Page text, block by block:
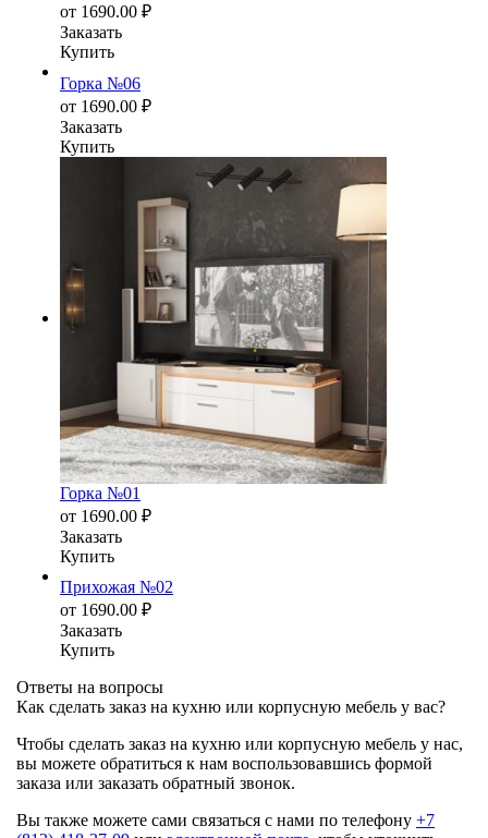
от 1690.00 ₽
Заказать
Купить
Горка №06
от 1690.00 ₽
Заказать
Купить
Горка №01
от 1690.00 ₽
Заказать
Купить
Прихожая №02
от 1690.00 ₽
Заказать
Купить
Ответы на вопросы
Как сделать заказ на кухню или корпусную мебель у вас?
Чтобы сделать заказ на кухню или корпусную мебель у нас,
вы можете обратиться к нам воспользовавшись формой
заказа или заказать обратный звонок.
Вы также можете сами связаться с нами по телефону +7